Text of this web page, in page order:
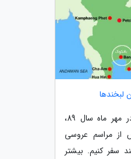
لبخندها
برای سفر ماه عسل در مهر ماه سال 89،
مراسم عروسی
سفر کنیم. بیشتر